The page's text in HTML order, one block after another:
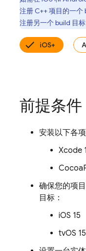
注册 C++ 项目的一
注册另一个 build 目标
iOS+
前提条件
安装以下各项
Xcode
确保您的项
目标：
iOS 15
tvOS 15